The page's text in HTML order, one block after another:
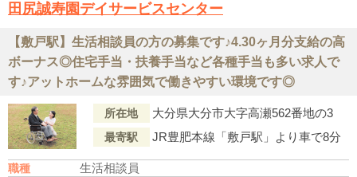
田尻誠寿園デイサービスセンター
【敷戸駅】生活相談員の方の募集です♪4.30ヶ月分支給の高
ボーナス◎住宅手当・扶養手当など各種手当も多い求人で
す♪アットホームな雰囲気で働きやすい環境です◎
所在地 大分県大分市大字高瀬562番地の3
最寄駅 JR豊肥本線「敷戸駅」より車で8分
職種 生活相談員